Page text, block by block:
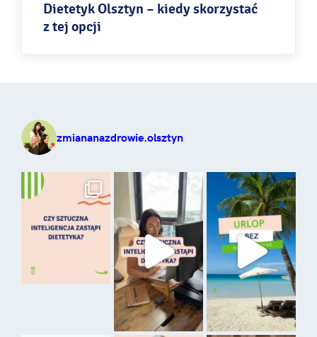
Dietetyk Olsztyn – kiedy skorzystać
z tej opcji
Ważne jest jednak to, aby jadłospis zawsze
został dopasowany indywidualnie.
Tylko wtedy zauważyć można realną poprawę
i rezultaty, których się oczekuje.
Kiedy
dietetyk Olsztyn
na pewno okaże się
polecaną opcją? Niewątpliwie wtedy gdy,
choroby i schorzenia narzucają skorzystanie
z takowej diety, ale i wtedy gdy, chce się
zrzucić nadprogramowe kilogramy lub wręcz
przeciwnie, przybrać nieco na wadze
w przypadku niedowagi. Każda sytuacja
traktowana jest indywidualnie, a więc możesz
być pewien, że zostaną dobrane dla ciebie
najlepsze opcje.
zmiananazdrowie.olsztyn